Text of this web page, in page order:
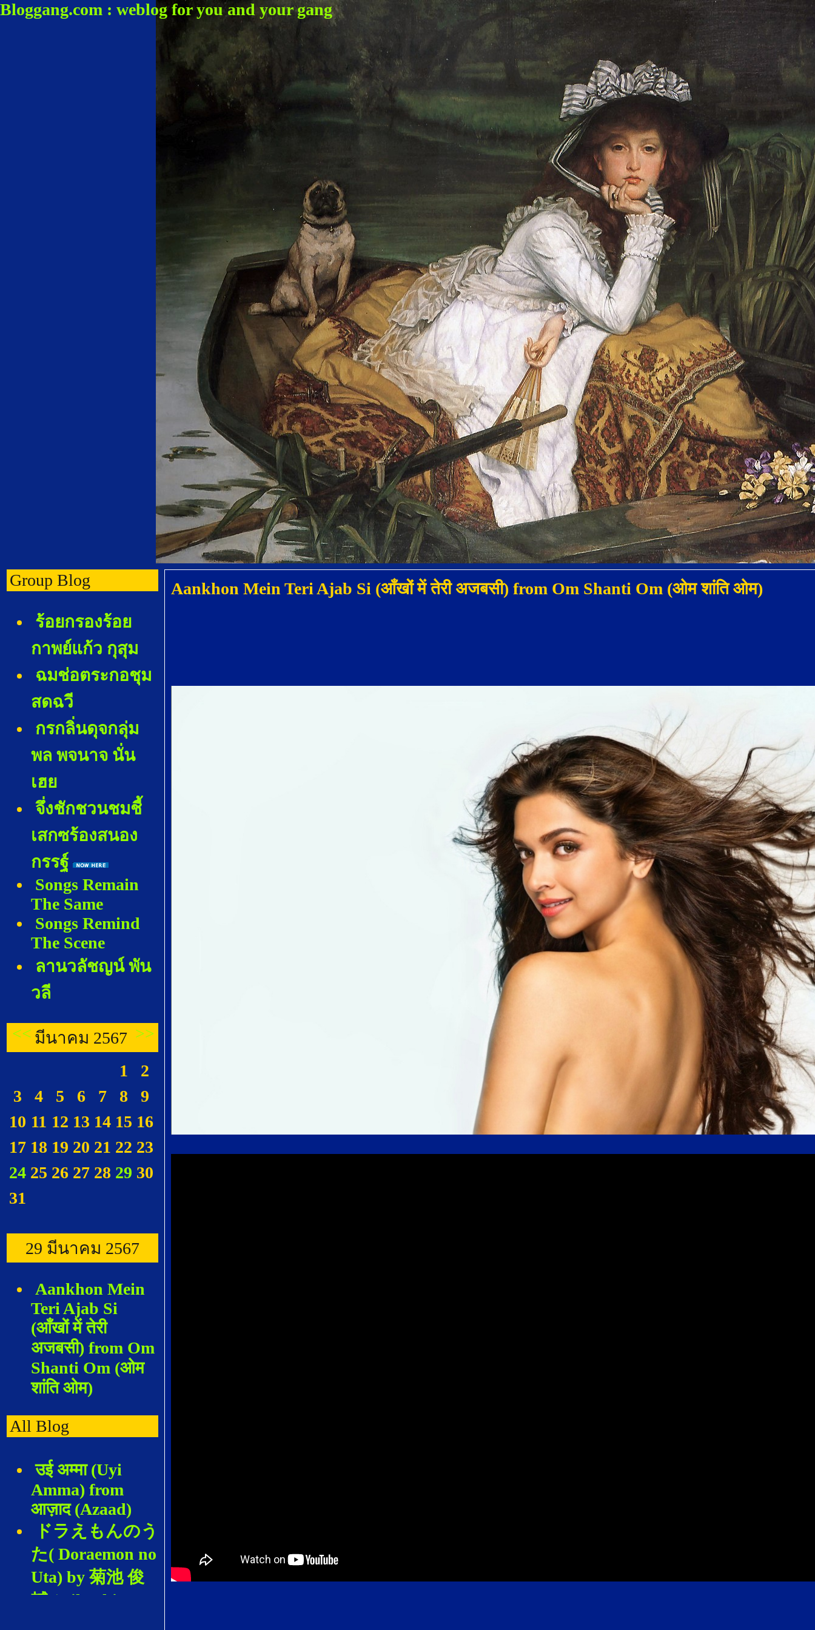
Bloggang.com : weblog for you and your gang
Group Blog
ร้อยกรองร้อ
กาพย์แก้ว กุสุม
ฉมช่อตระกอชุม
สดฉวี
กรกลิ่นดุจกลุ่ม
พล พจนาจ นั่น
เฮ
จึ่งชักชวนชมชี้
เสกซร้องสนอง
กรรฐ์
Songs Remain
The Same
Songs Remind
The Scene
ลานวลัชญน์ พัน
วลี
<< มีนาคม 2567 >>
1
2
3
4 5 6 7 8
9
10 11 12 13 14 15 16
17 18 19 20 21 22 23
24 25 26 27 28 29 30
31
29 มีนาคม 2567
Aankhon Mein
Teri Ajab Si
(आँखों में तेरी
अजबसी) from Om
Shanti Om (ओम
शांति ओम)
All Blog
उई अम्मा (Uyi
Amma) from
आज़ाद (Azaad)
ドラえもんのう
た( Doraemon no
Uta) by 菊池 俊
輔 (Kikuchi
Aankhon Mein Teri Ajab Si (आँखों में तेरी अजबसी) from Om Shanti Om (ओम शांति ओम)